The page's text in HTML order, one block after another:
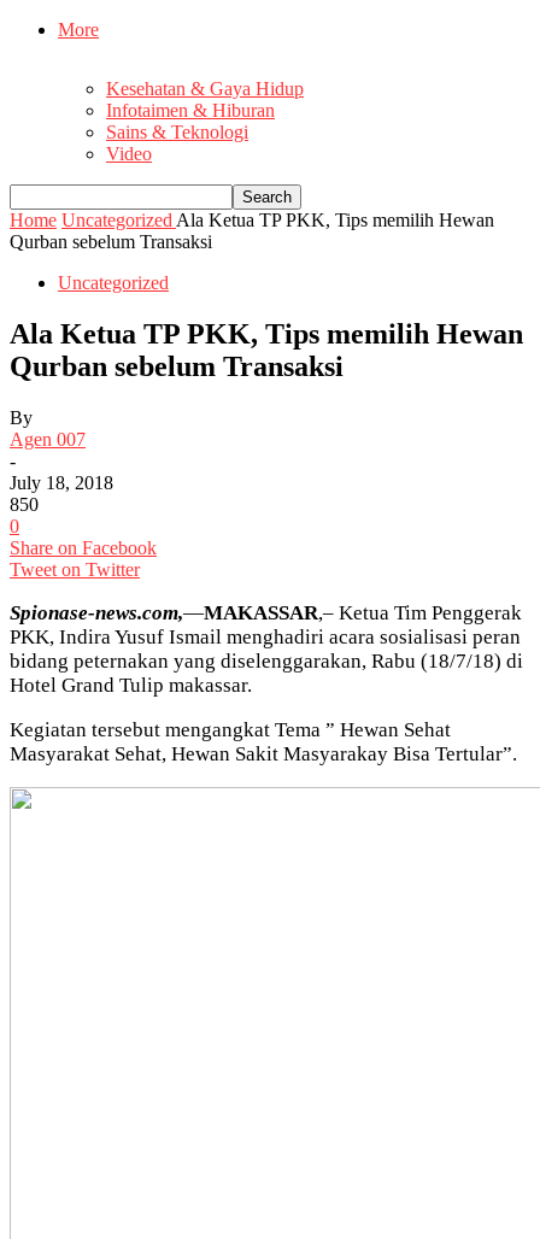
More
Kesehatan & Gaya Hidup
Infotaimen & Hiburan
Sains & Teknologi
Video
Home Uncategorized Ala Ketua TP PKK, Tips memilih Hewan
Qurban sebelum Transaksi
Uncategorized
Ala Ketua TP PKK, Tips memilih Hewan
Qurban sebelum Transaksi
By
Agen 007
-
July 18, 2018
850
0
Share on Facebook
Tweet on Twitter
Spionase-news.com,—MAKASSAR,– Ketua Tim Penggerak
PKK, Indira Yusuf Ismail menghadiri acara sosialisasi peran
bidang peternakan yang diselenggarakan, Rabu (18/7/18) di
Hotel Grand Tulip makassar.
Kegiatan tersebut mengangkat Tema ” Hewan Sehat
Masyarakat Sehat, Hewan Sakit Masyarakay Bisa Tertular”.